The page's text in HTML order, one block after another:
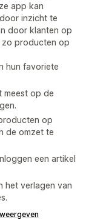
app kan
inzicht te
door klanten op
zo producten op
hun favoriete
meest op de
op
de omzet te
een artikel
het verlagen van